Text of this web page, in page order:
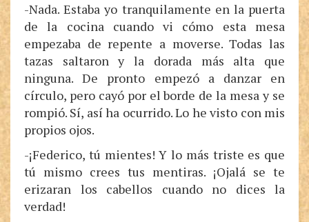
-Nada. Estaba yo tranquilamente en la puerta
de la cocina cuando vi cómo esta mesa
empezaba de repente a moverse. Todas las
tazas saltaron y la dorada más alta que
ninguna. De pronto empezó a danzar en
círculo, pero cayó por el borde de la mesa y se
rompió. Sí, así ha ocurrido. Lo he visto con mis
propios ojos.
-¡Federico, tú mientes! Y lo más triste es que
tú mismo crees tus mentiras. ¡Ojalá se te
erizaran los cabellos cuando no dices la
verdad!